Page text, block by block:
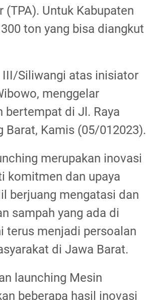
Untuk Kabupaten
ton yang bisa diangkut
Siliwangi atas inisiator
menggelar
bertempat di Jl. Raya
Barat, Kamis (05/012023).
merupakan inovasi
komitmen dan upaya
berjuang mengatasi dan
sampah yang ada di
terus menjadi persoalan
di Jawa Barat.
launching Mesin
beberapa hasil inovasi